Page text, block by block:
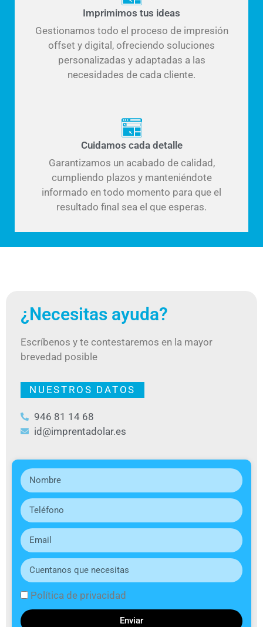
Imprimimos tus ideas
Gestionamos todo el proceso de impresión
offset y digital, ofreciendo soluciones
personalizadas y adaptadas a las
necesidades de cada cliente.
Cuidamos cada detalle
Garantizamos un acabado de calidad,
cumpliendo plazos y manteniéndote
informado en todo momento para que el
resultado final sea el que esperas.
¿Necesitas ayuda?
Escríbenos y te contestaremos en la mayor
brevedad posible
NUESTROS DATOS
946 81 14 68
id@imprentadolar.es
Política de privacidad
Enviar